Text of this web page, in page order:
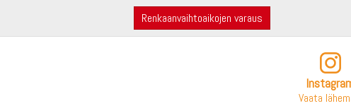
Renkaanvaihtoaikojen varaus
Vaata